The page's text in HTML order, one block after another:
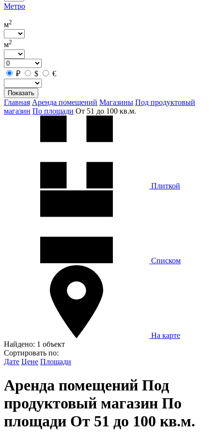
Метро
м2
м2
₽ $ €
Показать
Главная Аренда помещений Магазины Под продуктовый
магазин По площади От 51 до 100 кв.м.
Плиткой
Списком
На карте
Найдено: 1 объект
Сортировать по:
Дате Цене Площади
Аренда помещений Под
продуктовый магазин По
площади От 51 до 100 кв.м.